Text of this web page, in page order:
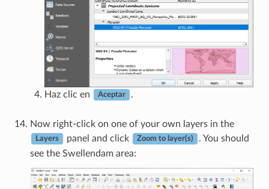
Haz clic en Aceptar .
Now right-click on one of your own layers in the
Layers panel and click Zoom to layer(s)
. You should
see the Swellendam area: